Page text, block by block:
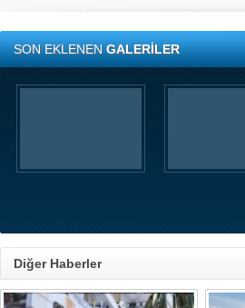
SON EKLENENGALERİLER
Diğer Haberler